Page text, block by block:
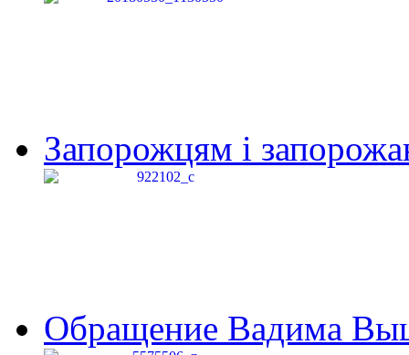
Запорожцям і
Обращение Вадима